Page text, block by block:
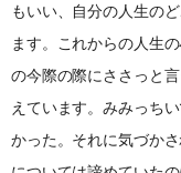
もいい、自分の人生の
ます。これからの人生
の今際の際にささっと
えています。みみっち
かった。それに気づか